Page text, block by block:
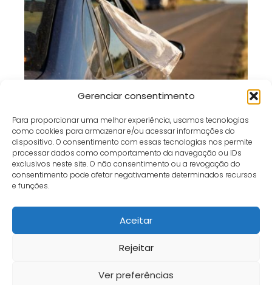
Gerenciar consentimento
Para proporcionar uma melhor experiência, usamos tecnologias
como cookies para armazenar e/ou acessar informações do
dispositivo. O consentimento com essas tecnologias nos permite
processar dados como comportamento da navegação ou IDs
exclusivos neste site. O não consentimento ou a revogação do
consentimento pode afetar negativamente determinados recursos
e funções.
Aceitar
Rejeitar
Ver preferências
Pano Branco no Carro Parado: O Que
Café e Gol bem estar
5 erros que devem ser evitados para viver o luto com
serenidade após os 60
Política de Privacidade
Sobre
Fale Conosco